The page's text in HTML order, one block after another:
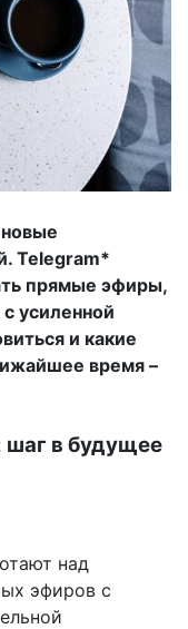
Telegram*
прямые эфиры,
усиленной
и какие
время –
в будущее
над
эфиров с